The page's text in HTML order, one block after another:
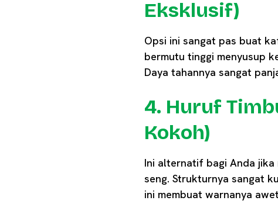
Eksklusif)
Opsi ini sangat pas buat
bermutu tinggi menyusup
Daya tahannya sangat
4. Huruf
Kokoh)
Ini alternatif bagi Anda
seng. Strukturnya sangat
ini membuat warnanya